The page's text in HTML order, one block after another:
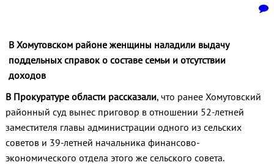
В Хомутовском районе женщины наладили выдачу
поддельных справок о составе семьи и отсутствии
доходов
В Прокуратуре области рассказали, что ранее Хомутовский
районный суд вынес приговор в отношении 52-летней
заместителя главы администрации одного из сельских
советов и 39-летней начальника финансово-
экономического отдела этого же сельского совета.